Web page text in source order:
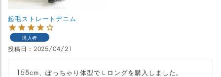
起毛ストレートデニム
購入者
投稿日 2025/04/21
158cm、ぽっちゃり体型でＬロングを購入しました。